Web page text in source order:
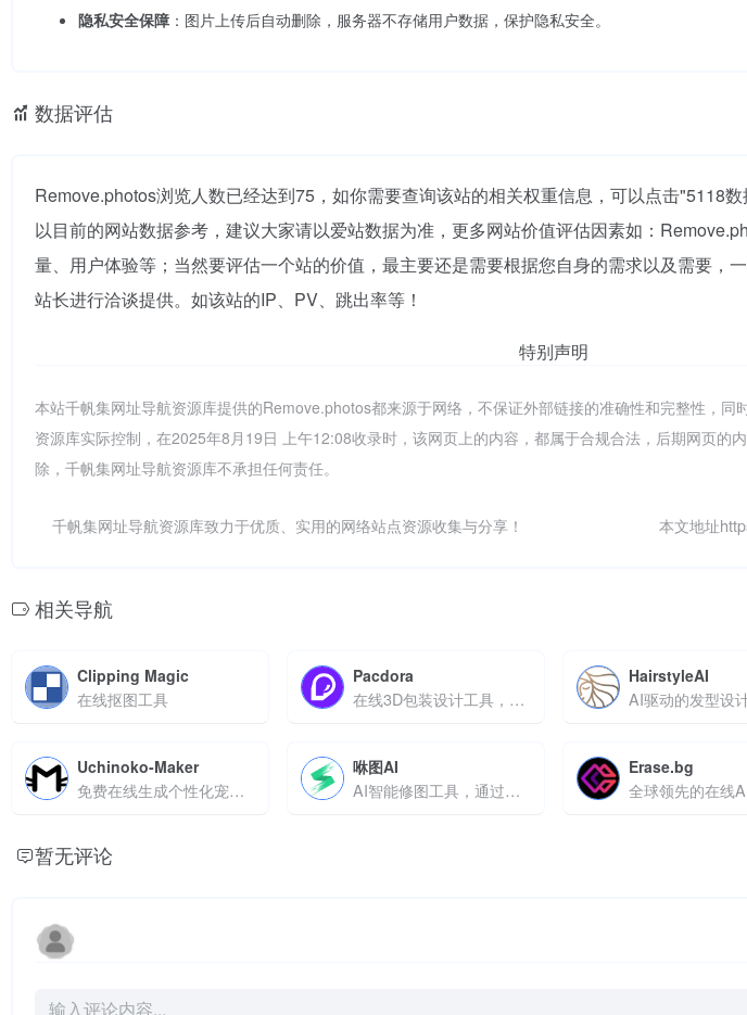
隐私安全保障 ：图片上传后自动删除，服务器不存储用户数据，保护隐私安全。
数据评估
Remove.photos浏览人数已经达到75，如你需要查询该站的相关权重信息，可以点击"5118数
以目前的网站数据参考，建议大家请以爱站数据为准，更多网站价值评估因素如：
量、用户体验等；当然要评估一个站的价值，最主要还是需要根据您自身的需求以及需要，
站长进行洽谈提供。如该站的IP、PV、跳出率等！
特别声明
本站千帆集网址导航资源库提供的Remove.photos都来源于网络，不保证外部链接的准确性和完整性，
资源库实际控制，在2025年8月19日 上午12:08收录时，该网页上的内容，都属于合规合法，后期网页的
除，千帆集网址导航资源库不承担任何责任。
千帆集网址导航资源库致力于优质、实用的网络站点资源收集与分享！ 本文地址
相关导航
Clipping Magic
在线抠图工具
Pacdora
在线3D包装设计工具，支持样机生成与实时渲染
HairstyleAI
Uchinoko-Maker
免费在线生成个性化宠物插画，支持自定义细节与公益周边定制
咻图AI
AI智能修图工具，通过AI技术实现批量处理
Erase.bg
暂无评论